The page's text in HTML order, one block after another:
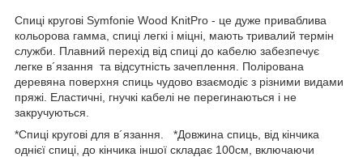
Спиці кругові Symfonie Wood KnitPro - це дуже приваблива
кольорова гамма, спиці легкі і міцні, мають тривалий термін
служби. Плавний перехід від спиці до кабелю забезпечує
легке в´язання та відсутність зачеплення. Полірована
деревяна поверхня спиць чудово взаємодіє з різними видами
пряжі. Еластичні, гнучкі кабелі не перегинаються і не
закручуються.
*Спиці кругові для в´язання. *Довжина спиць, від кінчика
однієї спиці, до кінчика іншої складає 100см, включаючи